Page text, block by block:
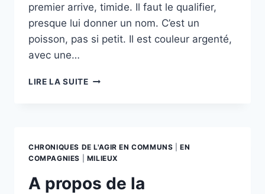
premier arrive, timide. Il faut le qualifier,
presque lui donner un nom. C’est un
poisson, pas si petit. Il est couleur argenté,
avec une…
LIRE LA SUITE1,
CHRONIQUES DE L'AGIR EN COMMUNS |EN
COMPAGNIES
MILIEUX
A propos de la